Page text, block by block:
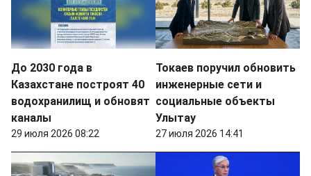
До 2030 года в
Казахстане построят 40
водохранилищ и обновят
каналы
29 июля 2026 08:22
Токаев поручил обновить
инженерные сети и
социальные объекты
Улытау
27 июля 2026 14:41